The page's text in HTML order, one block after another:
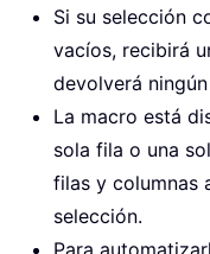
Si su selección
vacíos, recibirá
devolverá
La macro está
sola fila o una
filas y columnas
selección.
Para